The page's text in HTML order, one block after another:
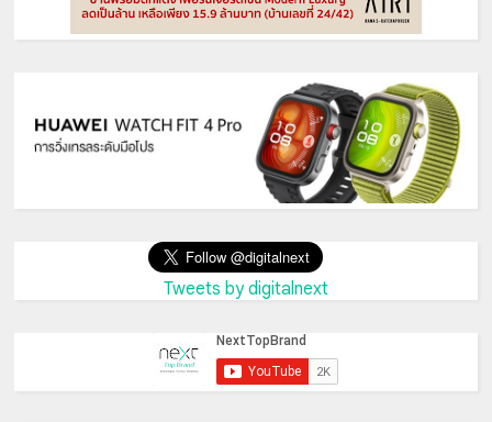
Tweets by digitalnext